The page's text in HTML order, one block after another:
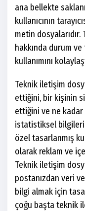
ana bellekte
kullanıcının
metin
hakkında durum
kullanımını
Teknik iletişim
ettiğini, bir kişinin
ettiğini ve ne kadar
istatistiksel bilgileri
özel tasarlanmış
olarak reklam ve
Teknik iletişim
postanızdan veri
bilgi almak için
çoğu başta teknik